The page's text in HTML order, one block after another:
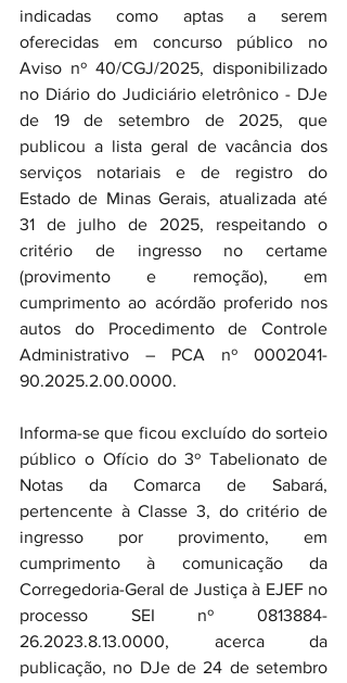
indicadas como aptas a serem
oferecidas em concurso público no
Aviso nº 40/CGJ/2025, disponibilizado
no Diário do Judiciário eletrônico - DJe
de 19 de setembro de 2025, que
publicou a lista geral de vacância dos
serviços notariais e de registro do
Estado de Minas Gerais, atualizada até
31 de julho de 2025, respeitando o
critério de ingresso no certame
(provimento e remoção), em
cumprimento ao acórdão proferido nos
autos do Procedimento de Controle
Administrativo – PCA nº 0002041-
90.2025.2.00.0000.
Informa-se que ficou excluído do sorteio
público o Ofício do 3º Tabelionato de
Notas da Comarca de Sabará,
pertencente à Classe 3, do critério de
ingresso por provimento, em
cumprimento à comunicação da
Corregedoria-Geral de Justiça à EJEF no
processo SEI nº 0813884-
26.2023.8.13.0000, acerca da
publicação, no DJe de 24 de setembro